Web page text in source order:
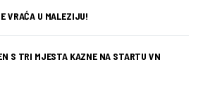
VRAĆA U MALEZIJU!
S TRI MJESTA KAZNE NA STARTU VN